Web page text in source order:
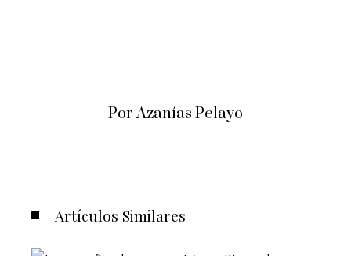
Por Azanías Pelayo
Artículos Similares